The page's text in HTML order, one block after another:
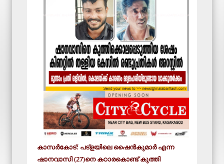
കാസര്‍കോട്: പട്‌ളയിലെ ഷൈന്‍കുമാര്‍ എന്ന
ഷാനവാസി (27)നെ കഠാരകൊണ്ട് കുത്തി